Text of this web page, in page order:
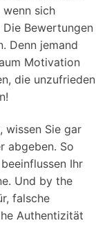
wenn sich
Bewertungen
Denn jemand
Motivation
die unzufrieden
wissen Sie gar
abgeben. So
Ihr
Und by the
falsche
Authentizität